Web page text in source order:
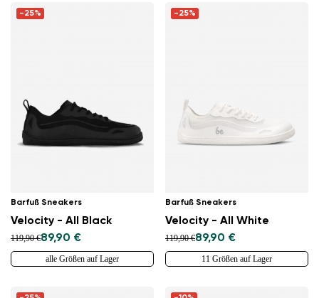
-25%
Barfuß Sneakers
Velocity - All Black
119,90 €89,90 €
alle Größen auf Lager
-25%
Barfuß Sneakers
Velocity - All White
119,90 €89,90 €
11 Größen auf Lager